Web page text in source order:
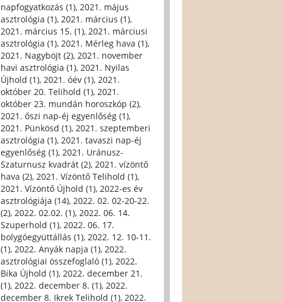
napfogyatkozás (1), 2021. május
asztrológia (1), 2021. március (1),
2021. március 15. (1), 2021. márciusi
asztrológia (1), 2021. Mérleg hava (1),
2021. Nagyböjt (2), 2021. november
havi asztrológia (1), 2021. Nyilas
Újhold (1), 2021. óév (1), 2021.
október 20. Telihold (1), 2021.
október 23. mundán horoszkóp (2),
2021. őszi nap-éj egyenlőség (1),
2021. Pünkösd (1), 2021. szeptemberi
asztrológia (1), 2021. tavaszi nap-éj
egyenlőség (1), 2021. Uránusz-
Szaturnusz kvadrát (2), 2021. vízöntő
hava (2), 2021. Vízöntő Telihold (1),
2021. Vízöntő Újhold (1), 2022-es év
asztrológiája (14), 2022. 02. 02-20-22.
(2), 2022. 02.02. (1), 2022. 06. 14.
Szuperhold (1), 2022. 06. 17.
bolygóegyüttállás (1), 2022. 12. 10-11.
(1), 2022. Anyák napja (1), 2022.
asztrológiai összefoglaló (1), 2022.
Bika Újhold (1), 2022. december 21.
(1), 2022. december 8. (1), 2022.
december 8. Ikrek Telihold (1), 2022.